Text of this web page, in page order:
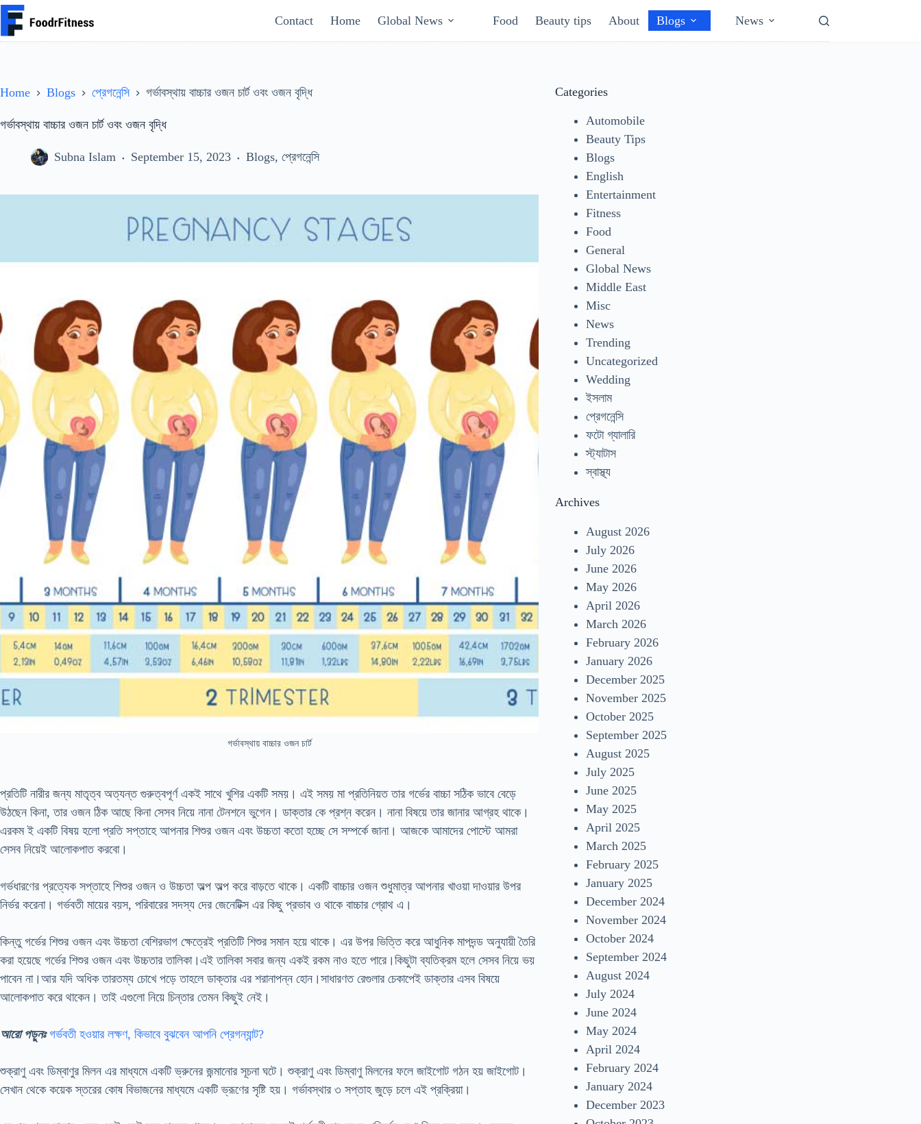
Skip
to
content
Contact Home Global News Food Beauty tips About Blogs News
Home Blogs প্রেগনেন্সি গর্ভাবস্থায় বাচ্চার ওজন চার্ট ওবং ওজন বৃদ্ধি
গর্ভাবস্থায় বাচ্চার ওজন চার্ট ওবং ওজন বৃদ্ধি
Subna Islam September 15, 2023 Blogs, প্রেগনেন্সি
গর্ভাবস্থায় বাচ্চার ওজন চার্ট
প্রতিটি নারীর জন্য মাতৃত্ব অত্যন্ত গুরুত্বপূর্ণ একই সাথে খুশির একটি সময়। এই সময় মা প্রতিনিয়ত তার গর্ভের বাচ্চা সঠিক ভাবে বেড়ে
উঠছেন কিনা, তার ওজন ঠিক আছে কিনা সেসব নিয়ে নানা টেনশনে ভুগেন। ডাক্তার কে প্রশ্ন করেন। নানা বিষয়ে তার জানার আগ্রহ থাকে।
এরকম ই একটি বিষয় হলো প্রতি সপ্তাহে আপনার শিশুর ওজন এবং উচ্চতা কতো হচ্ছে সে সম্পর্কে জানা। আজকে আমাদের পোস্টে আমরা
সেসব নিয়েই আলোকপাত করবো।
গর্ভধারণের প্রত্যেক সপ্তাহে শিশুর ওজন ও উচ্চতা অল্প অল্প করে বাড়তে থাকে। একটি বাচ্চার ওজন শুধুমাত্র আপনার খাওয়া দাওয়ার উপর
নির্ভর করেনা। গর্ভবতী মায়ের বয়স, পরিবারের সদস্য দের জেনেটিক্স এর কিছু প্রভাব ও থাকে বাচ্চার গ্রোথ এ।
কিন্তু গর্ভের শিশুর ওজন এবং উচ্চতা বেশিরভাগ ক্ষেত্রেই প্রতিটি শিশুর সমান হয়ে থাকে। এর উপর ভিত্তি করে আধুনিক মাপদন্ড অনুযায়ী তৈরি
করা হয়েছে গর্ভের শিশুর ওজন এবং উচ্চতার তালিকা।এই তালিকা সবার জন্য একই রকম নাও হতে পারে।কিছুটা ব্যতিক্রম হলে সেসব নিয়ে ভয়
পাবেন না।আর যদি অধিক তারতম্য চোখে পড়ে তাহলে ডাক্তার এর শরানাপন্ন হোন।সাধারণত রেগুলার চেকাপেই ডাক্তার এসব বিষয়ে
আলোকপাত করে থাকেন। তাই এগুলো নিয়ে চিন্তার তেমন কিছুই নেই।
আরো পড়ুনঃ গর্ভবতী হওয়ার লক্ষণ, কিভাবে বুঝবেন আপনি প্রেগন্যান্ট?
শুক্রাণু এবং ডিম্বাণুর মিলন এর মাধ্যমে একটি ভ্রুনের জন্মানোর সূচনা ঘটে। শুক্রাণু এবং ডিম্বাণু মিলনের ফলে জাইগোট গঠন হয় জাইগোট।
সেখান থেকে কয়েক স্তরের কোষ বিভাজনের মাধ্যমে একটি ভ্রূণের সৃষ্টি হয়। গর্ভাবস্থার ৩ সপ্তাহ জুড়ে চলে এই প্রক্রিয়া।
Categories
Automobile
Beauty Tips
Blogs
English
Entertainment
Fitness
Food
General
Global News
Middle East
Misc
News
Trending
Uncategorized
Wedding
ইসলাম
প্রেগনেন্সি
ফটো গ্যালারি
স্ট্যাটাস
স্বাস্থ্য
Archives
August 2026
July 2026
June 2026
May 2026
April 2026
March 2026
February 2026
January 2026
December 2025
November 2025
October 2025
September 2025
August 2025
July 2025
June 2025
May 2025
April 2025
March 2025
February 2025
January 2025
December 2024
November 2024
October 2024
September 2024
August 2024
July 2024
June 2024
May 2024
April 2024
February 2024
January 2024
December 2023